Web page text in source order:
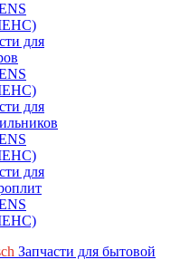
для
для
для
Запчасти для бытовой